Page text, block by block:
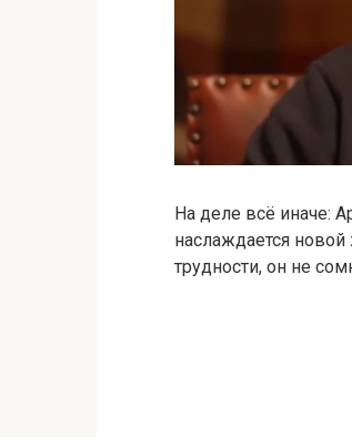
На деле всё иначе:
наслаждается новой
трудности, он не